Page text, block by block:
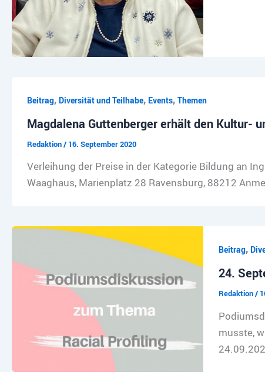
Beitrag, Diversität und Teilhabe, Events, Themen
Magdalena Guttenberger erhält den Kultur-
Redaktion/ 16. September 2020
Verleihung der Preise in der Kategorie Bildung an
Waaghaus, Marienplatz 28 Ravensburg, 88212
Beitrag,
24.
Redaktion/
musste,